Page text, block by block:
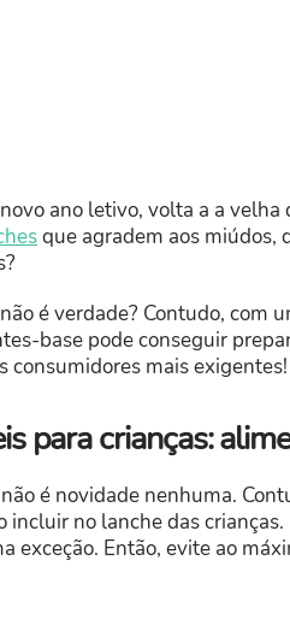
ano letivo, volta a a
que agradem aos miúdos,
é verdade? Contudo, com
base pode conseguir
consumidores mais exigentes!
para crianças:
é novidade nenhuma.
incluir no lanche das
exceção. Então, evite ao